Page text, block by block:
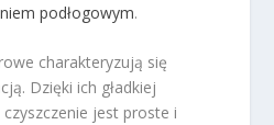
podłogowym.
charakteryzują się
Dzięki ich gładkiej
jest proste i